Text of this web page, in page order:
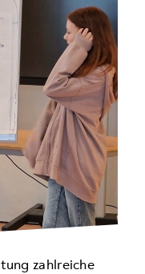
zahlreiche